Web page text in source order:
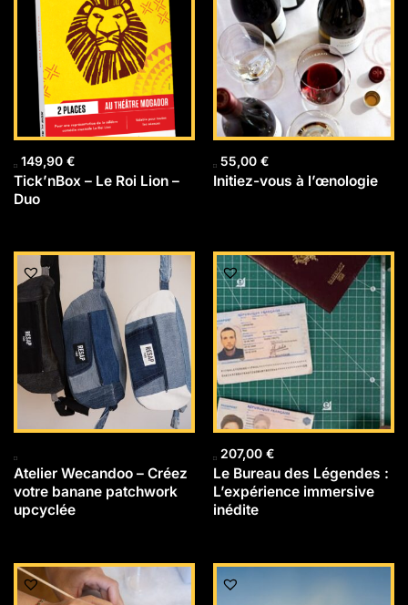
149,90 €
Tick’nBox – Le Roi Lion –
Duo
55,00 €
Initiez-vous à l’œnologie
Atelier Wecandoo – Créez
votre banane patchwork
upcyclée
207,00 €
Le Bureau des Légendes :
L’expérience immersive
inédite